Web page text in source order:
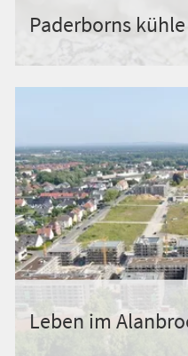
Paderborns
Leben im